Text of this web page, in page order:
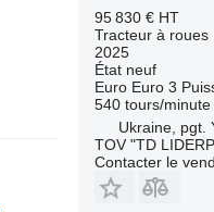
95 830 € HT
Tracteur à roues
2025
Étatneuf
Euro Euro 3
540 tours/minute
Ukraine, pgt.
TOV "TD
Contacter le